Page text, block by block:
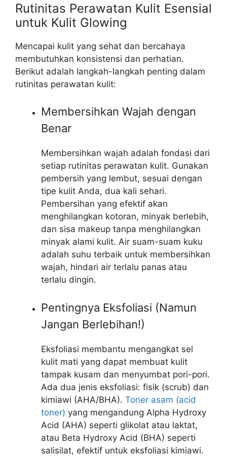
Rutinitas Perawatan Kulit Esensial
untuk Kulit Glowing
Mencapai kulit yang sehat dan bercahaya
membutuhkan konsistensi dan perhatian.
Berikut adalah langkah-langkah penting dalam
rutinitas perawatan kulit:
Membersihkan Wajah dengan
Benar
Membersihkan wajah adalah fondasi dari
setiap rutinitas perawatan kulit. Gunakan
pembersih yang lembut, sesuai dengan
tipe kulit Anda, dua kali sehari.
Pembersihan yang efektif akan
menghilangkan kotoran, minyak berlebih,
dan sisa makeup tanpa menghilangkan
minyak alami kulit. Air suam-suam kuku
adalah suhu terbaik untuk membersihkan
wajah, hindari air terlalu panas atau
terlalu dingin.
Pentingnya Eksfoliasi (Namun
Jangan Berlebihan!)
Eksfoliasi membantu mengangkat sel
kulit mati yang dapat membuat kulit
tampak kusam dan menyumbat pori-pori.
Ada dua jenis eksfoliasi: fisik (scrub) dan
kimiawi (AHA/BHA). Toner asam (acid
toner) yang mengandung Alpha Hydroxy
Acid (AHA) seperti glikolat atau laktat,
atau Beta Hydroxy Acid (BHA) seperti
salisilat, efektif untuk eksfoliasi kimiawi.